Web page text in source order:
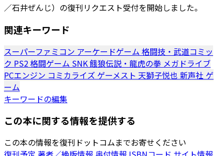
／石井ぜんじ）の復刊リクエスト受付を開始しました。
関連キーワード
スーパーファミコン アーケードゲーム 格闘技・武道コミッ
ク PS2格闘ゲーム SNK餓狼伝説・龍虎の拳 メガドライブ
PCエンジン コミカライズ ゲーメスト 天獅子悦也 新声社 ゲ
ーム
キーワードの編集
この本に関する情報を提供する
この本の情報を復刊ドットコムまでお寄せください